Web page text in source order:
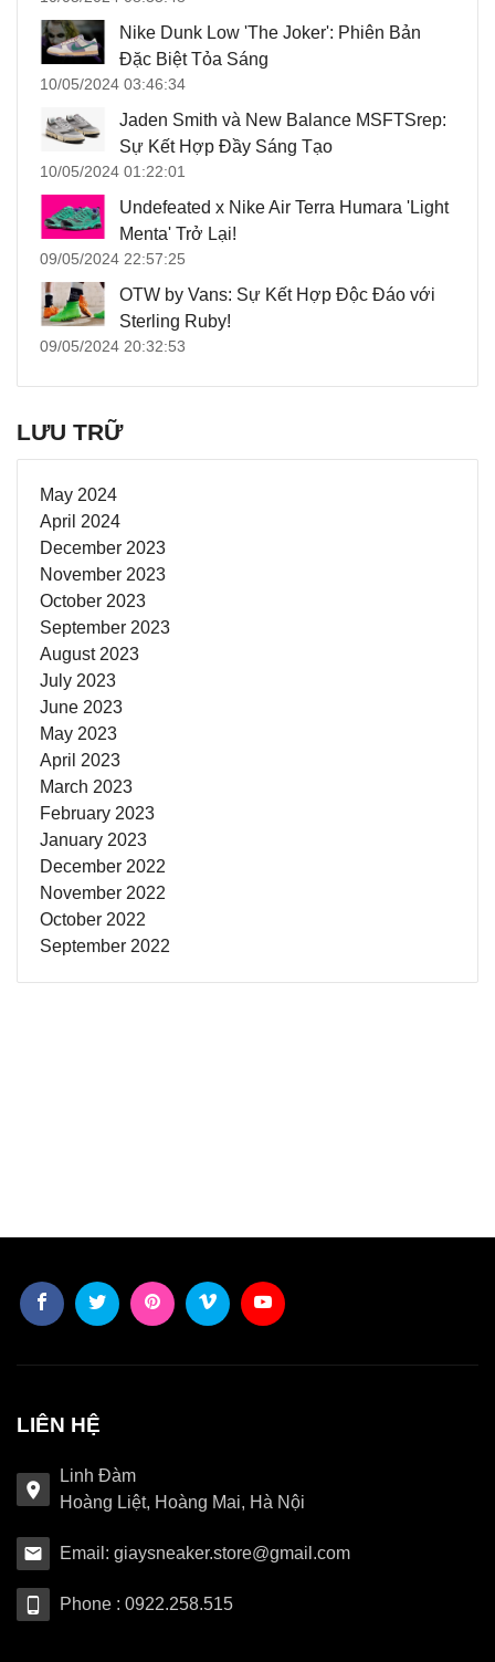
Nike Dunk Low 'The Joker': Phiên Bản
Đặc Biệt Tỏa Sáng
10/05/2024 03:46:34
Jaden Smith và New Balance MSFTSrep:
Sự Kết Hợp Đầy Sáng Tạo
10/05/2024 01:22:01
Undefeated x Nike Air Terra Humara 'Light
Menta' Trở Lại!
09/05/2024 22:57:25
OTW by Vans: Sự Kết Hợp Độc Đáo với
Sterling Ruby!
09/05/2024 20:32:53
LƯU TRỮ
May 2024
April 2024
December 2023
November 2023
October 2023
September 2023
August 2023
July 2023
June 2023
May 2023
April 2023
March 2023
February 2023
January 2023
December 2022
November 2022
October 2022
September 2022
LIÊN HỆ
Linh Đàm
Hoàng Liệt, Hoàng Mai, Hà Nội
Email: giaysneaker.store@gmail.com
Phone : 0922.258.515